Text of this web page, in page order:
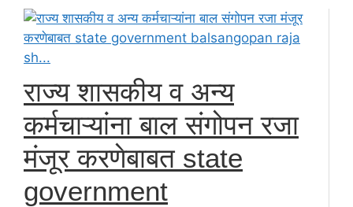
राज्य शासकीय व अन्य
कर्मचाऱ्यांना बाल संगोपन रजा
मंजूर करणेबाबत state
government